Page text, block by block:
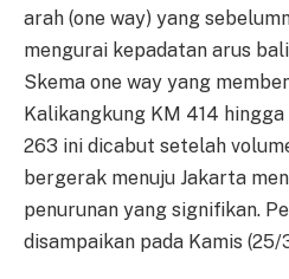
arah (one way) yang
mengurai kepadatan arus
Skema one way yang
Kalikangkung KM 414
263 ini dicabut setelah
bergerak menuju Jakarta
penurunan yang signifikan.
disampaikan pada Kamis (25/